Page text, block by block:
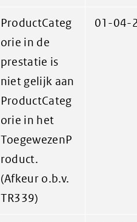
ProductCateg
orie in de
prestatie is
niet gelijk aan
ProductCateg
orie in het
ToegewezenP
roduct.
(Afkeur o.b.v.
TR339)
01-04-